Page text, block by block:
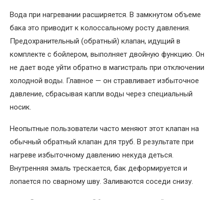
Вода при нагревании расширяется. В замкнутом объеме
бака это приводит к колоссальному росту давления.
Предохранительный (обратный) клапан, идущий в
комплекте с бойлером, выполняет двойную функцию. Он
не дает воде уйти обратно в магистраль при отключении
холодной воды. Главное — он стравливает избыточное
давление, сбрасывая капли воды через специальный
носик.
Неопытные пользователи часто меняют этот клапан на
обычный обратный клапан для труб. В результате при
нагреве избыточному давлению некуда деться.
Внутренняя эмаль трескается, бак деформируется и
лопается по сварному шву. Заливаются соседи снизу.